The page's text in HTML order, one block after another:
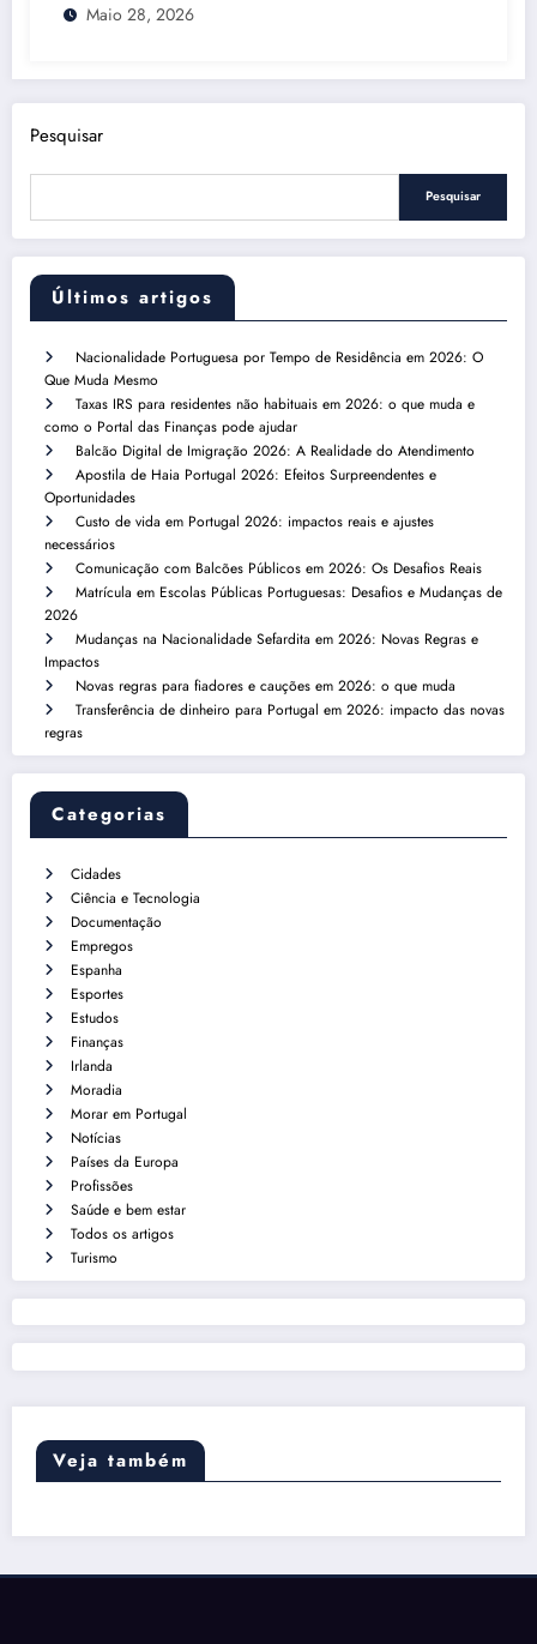
Maio 28, 2026
Pesquisar
Pesquisar
Últimos artigos
Nacionalidade Portuguesa por Tempo de Residência em 2026: O
Que Muda Mesmo
Taxas IRS para residentes não habituais em 2026: o que muda e
como o Portal das Finanças pode ajudar
Balcão Digital de Imigração 2026: A Realidade do Atendimento
Apostila de Haia Portugal 2026: Efeitos Surpreendentes e
Oportunidades
Custo de vida em Portugal 2026: impactos reais e ajustes
necessários
Comunicação com Balcões Públicos em 2026: Os Desafios Reais
Matrícula em Escolas Públicas Portuguesas: Desafios e Mudanças de
2026
Mudanças na Nacionalidade Sefardita em 2026: Novas Regras e
Impactos
Novas regras para fiadores e cauções em 2026: o que muda
Transferência de dinheiro para Portugal em 2026: impacto das novas
regras
Categorias
Cidades
Ciência e Tecnologia
Documentação
Empregos
Espanha
Esportes
Estudos
Finanças
Irlanda
Moradia
Morar em Portugal
Notícias
Países da Europa
Profissões
Saúde e bem estar
Todos os artigos
Turismo
Veja também